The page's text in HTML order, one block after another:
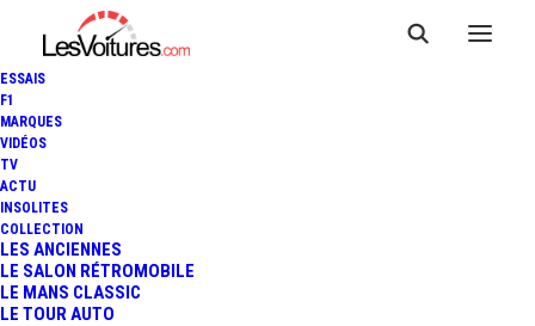
ESSAIS
F1
MARQUES
VIDÉOS
TV
ACTU
INSOLITES
COLLECTION
LES ANCIENNES
LE SALON RÉTROMOBILE
LE MANS CLASSIC
LE TOUR AUTO
MERCEDES-BENZ GLC : LE
SUV FAIT SON RENOUVEAU